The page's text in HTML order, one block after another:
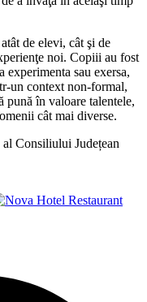
de elevi, cât şi de
noi. Copiii au fost
experimenta sau exersa,
un context non-formal,
pună în valoare talentele,
cât mai diverse.
Consiliului Județean